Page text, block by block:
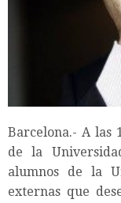
Barcelona.- A las
de la
alumnos de la
externas que